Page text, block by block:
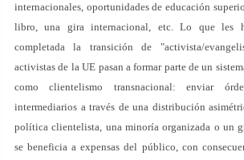
internacionales, oportunidades de educación
libro, una gira internacional, etc. Lo que les
completada la transición de "activista/
activistas de la UE pasan a formar parte de un
como clientelismo transnacional: enviar
intermediarios a través de una distribución
política clientelista, una minoría organizada o un
se beneficia a expensas del público, con